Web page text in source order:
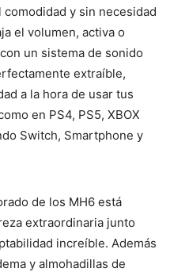
y sin necesidad
el volumen, activa o
un sistema de sonido
extraíble,
a la hora de usar tus
en PS4, PS5, XBOX
Switch, Smartphone y
de los MH6 está
extraordinaria junto
increíble. Además
y almohadillas de